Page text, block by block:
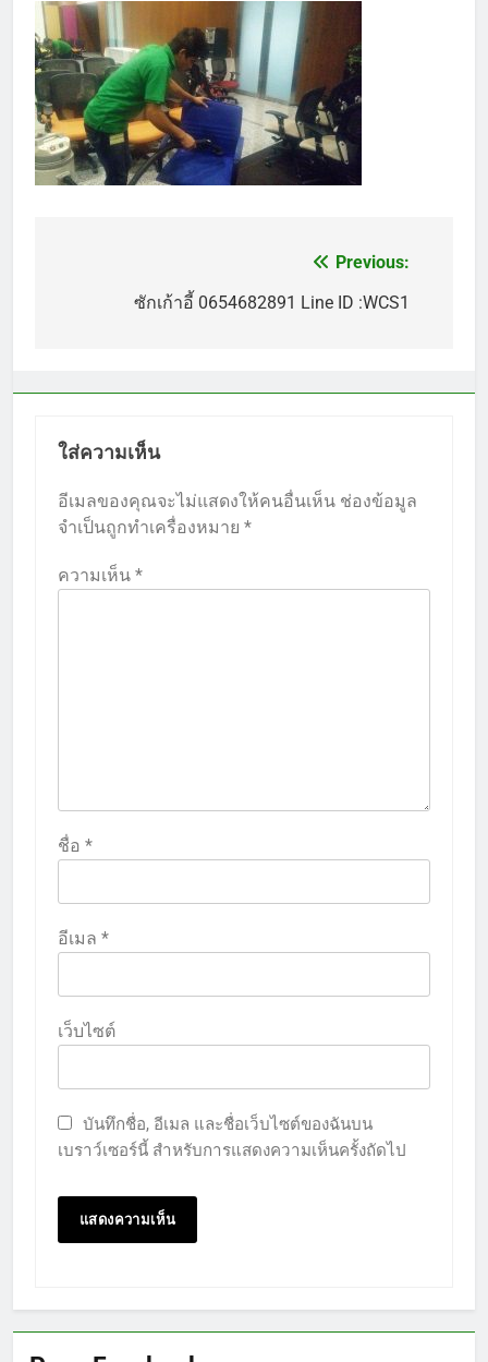
Previous:
ซักเก้าอี้ 0654682891 Line ID :WCS1
ใส่ความเห็น
อีเมลของคุณจะไม่แสดงให้คนอื่นเห็น ช่องข้อมูล
จำเป็นถูกทำเครื่องหมาย *
ความเห็น *
ชื่อ *
อีเมล *
เว็บไซต์
บันทึกชื่อ, อีเมล และชื่อเว็บไซต์ของฉันบน
เบราว์เซอร์นี้ สำหรับการแสดงความเห็นครั้งถัดไป